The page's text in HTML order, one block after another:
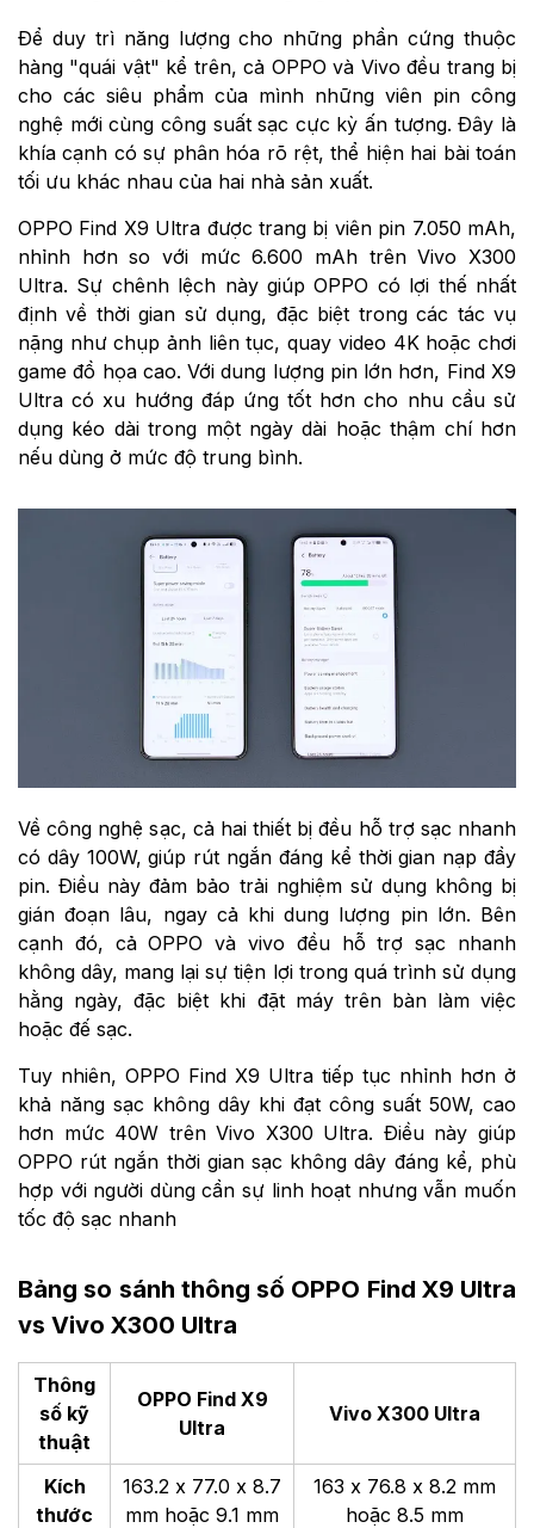
Để duy trì năng lượng cho những phần cứng thuộc
hàng "quái vật" kể trên, cả OPPO và Vivo đều trang bị
cho các siêu phẩm của mình những viên pin công
nghệ mới cùng công suất sạc cực kỳ ấn tượng. Đây là
khía cạnh có sự phân hóa rõ rệt, thể hiện hai bài toán
tối ưu khác nhau của hai nhà sản xuất.
OPPO Find X9 Ultra được trang bị viên pin 7.050 mAh,
nhỉnh hơn so với mức 6.600 mAh trên Vivo X300
Ultra. Sự chênh lệch này giúp OPPO có lợi thế nhất
định về thời gian sử dụng, đặc biệt trong các tác vụ
nặng như chụp ảnh liên tục, quay video 4K hoặc chơi
game đồ họa cao. Với dung lượng pin lớn hơn, Find X9
Ultra có xu hướng đáp ứng tốt hơn cho nhu cầu sử
dụng kéo dài trong một ngày dài hoặc thậm chí hơn
nếu dùng ở mức độ trung bình.
Về công nghệ sạc, cả hai thiết bị đều hỗ trợ sạc nhanh
có dây 100W, giúp rút ngắn đáng kể thời gian nạp đầy
pin. Điều này đảm bảo trải nghiệm sử dụng không bị
gián đoạn lâu, ngay cả khi dung lượng pin lớn. Bên
cạnh đó, cả OPPO và vivo đều hỗ trợ sạc nhanh
không dây, mang lại sự tiện lợi trong quá trình sử dụng
hằng ngày, đặc biệt khi đặt máy trên bàn làm việc
hoặc đế sạc.
Tuy nhiên, OPPO Find X9 Ultra tiếp tục nhỉnh hơn ở
khả năng sạc không dây khi đạt công suất 50W, cao
hơn mức 40W trên Vivo X300 Ultra. Điều này giúp
OPPO rút ngắn thời gian sạc không dây đáng kể, phù
hợp với người dùng cần sự linh hoạt nhưng vẫn muốn
tốc độ sạc nhanh
Bảng so sánh thông số OPPO Find X9 Ultra
vs Vivo X300 Ultra
Thông
số kỹ
thuật
OPPO Find X9
Ultra
Vivo X300 Ultra
Kích
thước
163.2 x 77.0 x 8.7
mm hoặc 9.1 mm
163 x 76.8 x 8.2 mm
hoặc 8.5 mm